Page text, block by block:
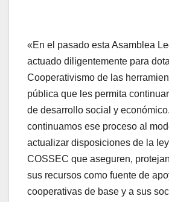
«En el pasado esta Asamblea
actuado diligentemente para
Cooperativismo de las
pública que les permita
de desarrollo social y
continuamos ese proceso al
actualizar disposiciones de la
COSSEC que aseguren,
sus recursos como fuente de
cooperativas de base y a sus